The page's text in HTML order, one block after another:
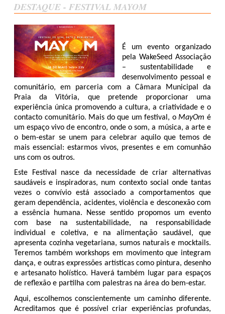
DESTAQUE - FESTIVAL MAYOM
É um evento organizado
pela WakeSeed Associação
– sustentabilidade e
desenvolvimento pessoal e
comunitário, em parceria com a Câmara Municipal da
Praia da Vitória, que pretende proporcionar uma
experiência única promovendo a cultura, a criatividade e o
contacto comunitário. Mais do que um festival, o MayOm é
um espaço vivo de encontro, onde o som, a música, a arte e
o bem-estar se unem para celebrar aquilo que temos de
mais essencial: estarmos vivos, presentes e em comunhão
uns com os outros.
Este Festival nasce da necessidade de criar alternativas
saudáveis e inspiradoras, num contexto social onde tantas
vezes o convívio está associado a comportamentos que
geram dependência, acidentes, violência e desconexão com
a essência humana. Nesse sentido propomos um evento
com base na sustentabilidade, na responsabilidade
individual e coletiva, e na alimentação saudável, que
apresenta cozinha vegetariana, sumos naturais e mocktails.
Teremos também workshops em movimento que integram
dança, e outras expressões artísticas como pintura, desenho
e artesanato holístico. Haverá também lugar para espaços
de reflexão e partilha com palestras na área do bem-estar.
Aqui, escolhemos conscientemente um caminho diferente.
Acreditamos que é possível criar experiências profundas,